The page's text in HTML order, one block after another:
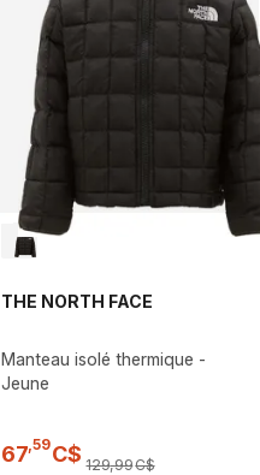
THE NORTH FACE
Manteau isolé thermique -
Jeune
67 59C$ 129,99C$